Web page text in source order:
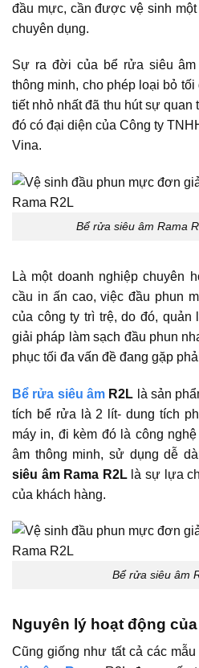
đầu mực, cần được vệ sinh
chuyên dụng.
Sự ra đời của bể rửa siêu
thông minh, cho phép loại bỏ
tiết nhỏ nhất đã thu hút sự
đó có đại diện của Công ty
Vina.
Bể rửa siêu âm Rama
Là một doanh nghiệp chuyên
cầu in ấn cao, việc đầu phun
của công ty trì trệ, do đó, quản
giải pháp làm sạch đầu phun
phục tối đa vấn đề đang gặp
Bể rửa siêu âm R2L là sản
tích bể rửa là 2 lít- dung tích
máy in, đi kèm đó là công
âm thông minh, sử dụng dễ
siêu âm Rama R2Llà sự lựa
của khách hàng.
Bể rửa siêu âm
Nguyên lý hoạt động
Cũng giống như tất cả các